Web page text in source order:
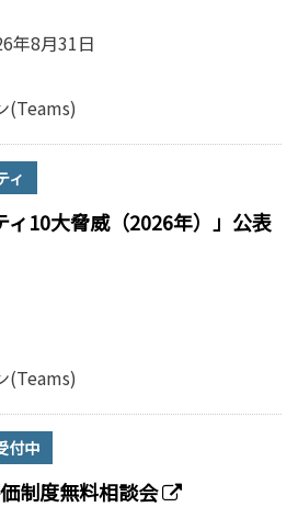
年8月31日
(Teams)
ィ
ィ10大脅威（2026年）」公表
(Teams)
付中
制度無料相談会